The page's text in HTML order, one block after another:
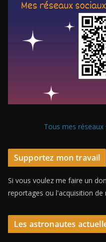
Tous mes
Supportez mon travail
Si vous voulez me faire un
reportages ou l'acquisition de
Les astronautes